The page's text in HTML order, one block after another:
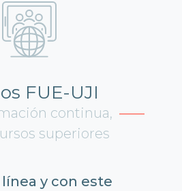
FUE-UJI
continua,
superiores
línea y con este